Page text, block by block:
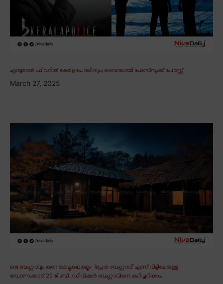
എമ്പുരാൻ ഫീവറിൽ കേരള പോലീസും; വൈറലായി ഫേസ്ബുക്ക് പോസ്റ്റ്
March 27, 2025
ഒരു ബംഗ്ലാവും കുറേ കെട്ടുകഥകളും∙ ‘പ്രേത ബംഗ്ലാവ്’ എന്ന് വിളിപ്പേരുള്ള
ബോണക്കാട് 25 ജി.ബി. ഡിവിഷൻ ബംഗ്ലാവിനെ കുറിച്ചറിയാം.